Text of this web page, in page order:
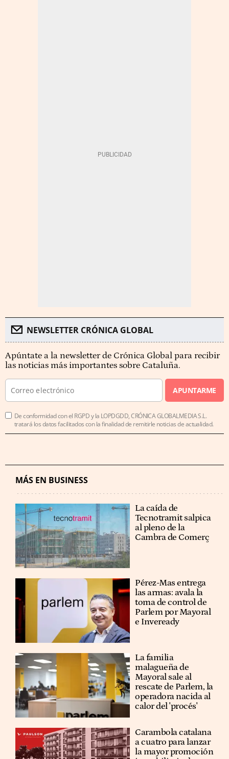
NEWSLETTER CRÓNICA GLOBAL
Apúntate a la newsletter de Crónica Global para recibir
las noticias más importantes sobre Cataluña.
APUNTARME
De conformidad con el RGPD y la LOPDGDD, CRÓNICA GLOBALMEDIA S.L.
tratará los datos facilitados con la finalidad de remitirle noticias de actualidad.
MÁS EN BUSINESS
La caída de
Tecnotramit salpica
al pleno de la
Cambra de Comerç
Pérez-Mas entrega
las armas: avala la
toma de control de
Parlem por Mayoral
e Inveready
La familia
malagueña de
Mayoral sale al
rescate de Parlem, la
operadora nacida al
calor del 'procés'
Carambola catalana
a cuatro para lanzar
la mayor promoción